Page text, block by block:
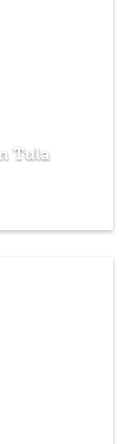
Tula